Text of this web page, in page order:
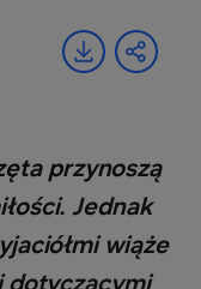
przynoszą
Jednak
wiąże